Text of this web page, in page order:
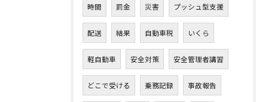
時間 罰金 災害 プッシュ型支援
配送 結果 自動車税 いくら
軽自動車 安全対策 安全管理者講習
どこで受ける 乗務記録 事故報告